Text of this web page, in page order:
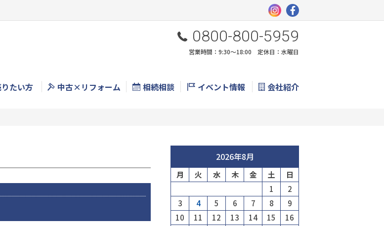
0800-800-5959
営業時間：9:30〜18:00 定休日：水曜日
たい方 中古×リフォーム 相続相談 イベント情報 会社紹介
2026年8月
月 火 水 木 金 土
日
1
2
3
4 5 6 7 8
9
10
11 12 13 14 15
16